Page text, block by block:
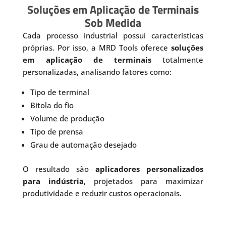
Soluções em Aplicação de Terminais
Sob Medida
Cada processo industrial possui características
próprias. Por isso, a MRD Tools oferecesoluções
em aplicação de terminais totalmente
personalizadas, analisando fatores como:
Tipo de terminal
Bitola do fio
Volume de produção
Tipo de prensa
Grau de automação desejado
O resultado sãoaplicadores personalizados
para indústria, projetados para maximizar
produtividade e reduzir custos operacionais.